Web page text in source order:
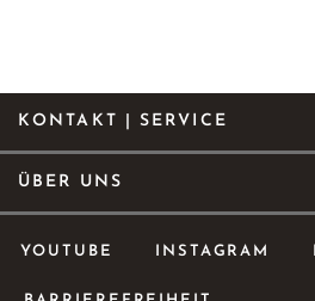
KONTAKT | SERVICE
ÜBER UNS
YOUTUBE INSTAGRAM